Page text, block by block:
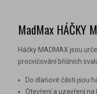
MadMax HÁČKY
Háčky MADMAX jsou
procvičování břišních
Do dlaňové části jsou
Otevření a uzavření